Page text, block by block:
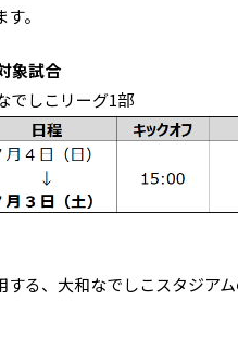
。
象試合
でしこリーグ1部
する、大和なでしこスタジアム